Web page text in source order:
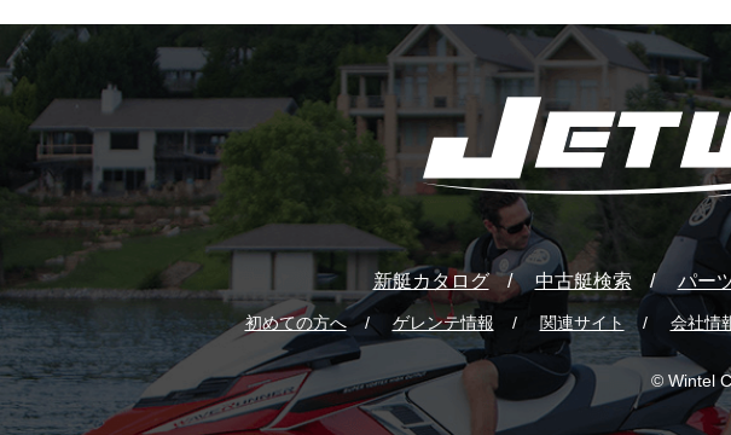
新艇カタログ 中古艇検索 パー
初めての方へ ゲレンテ情報 関連サイト 会社情
© Wintel